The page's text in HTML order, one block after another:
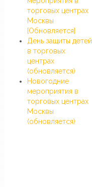
торговых центрах
Москвы
[Обновляется]
День защиты детей
в торговых
центрах
(обновляется)
Новогодние
мероприятия в
торговых центрах
Москвы
(обновляется)